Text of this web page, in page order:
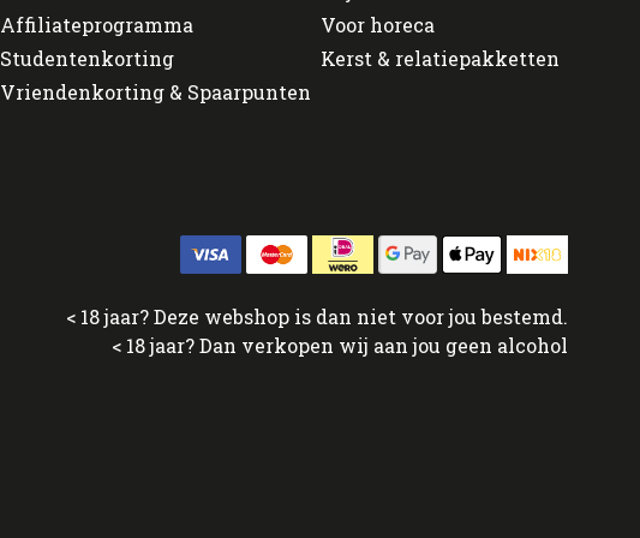
Affiliateprogramma
Studentenkorting
Vriendenkorting & Spaarpunten
Voor horeca
Kerst & relatiepakketten
< 18 jaar? Deze webshop is dan niet voor jou bestemd.
< 18 jaar? Dan verkopen wij aan jou geen alcohol